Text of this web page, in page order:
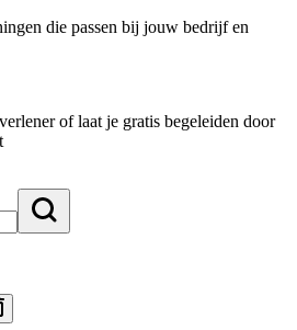
die passen bij jouw bedrijf en
of laat je gratis begeleiden door